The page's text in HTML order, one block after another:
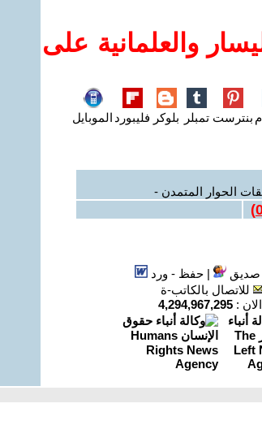
والعلمانية على
بنترست تمبلر بلوكر فليبورد الموبايل
الحوار المتمدن -
)
صديق |حفظ - ورد
للاتصال بالكاتب-ة
:
4,294,967,295